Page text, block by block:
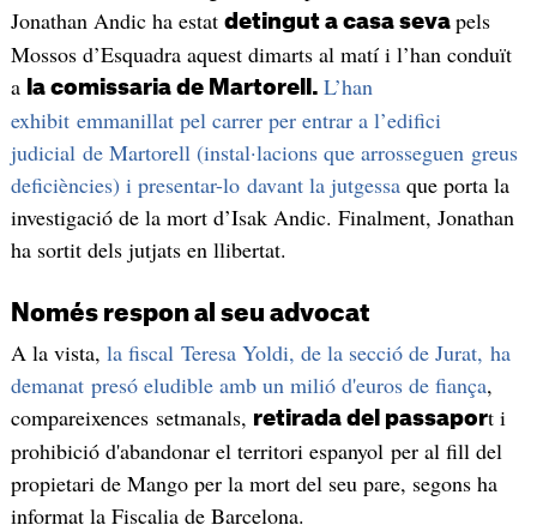
Jonathan Andic ha estat detingut a casa seva pels
Mossos d’Esquadra aquest dimarts al matí i l’han conduït
a la comissaria de Martorell. L’han
exhibit emmanillat pel carrer per entrar a l’edifici
judicial de Martorell (instal·lacions que arrosseguen greus
deficiències) i presentar-lo davant la jutgessaque porta la
investigació de la mort d’Isak Andic. Finalment, Jonathan
ha sortit dels jutjats en llibertat.
Només respon al seu advocat
A la vista, la fiscal Teresa Yoldi, de la secció de Jurat, ha
demanat presó eludible amb un milió d'euros de fiança,
compareixences setmanals, retirada del passaport i
prohibició d'abandonar el territori espanyol per al fill del
propietari de Mango per la mort del seu pare, segons ha
informat la Fiscalia de Barcelona.